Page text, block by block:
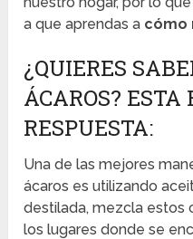
a que aprendas a cómo
¿QUIERES
ÁCAROS? ESTA
RESPUESTA:
Una de las mejores
ácaros es utilizando
destilada, mezcla estos
los lugares donde se